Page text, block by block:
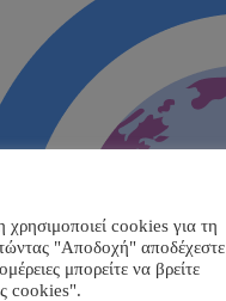
cookies για τη
"Αποδοχή" αποδέχεστε
μπορείτε να βρείτε
cookies".